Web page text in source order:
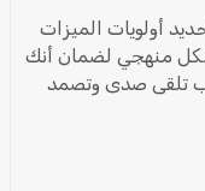
أولويات الميزات
منهجي لضمان أنك
تلقى صدى وتصمد